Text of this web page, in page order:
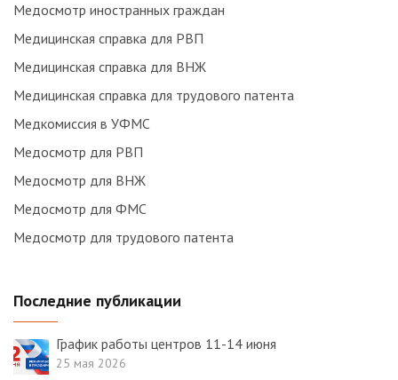
Медосмотр иностранных граждан
Медицинская справка для РВП
Медицинская справка для ВНЖ
Медицинская справка для трудового патента
Медкомиссия в УФМС
Медосмотр для РВП
Медосмотр для ВНЖ
Медосмотр для ФМС
Медосмотр для трудового патента
Последние публикации
График работы центров 11-14 июня
25 мая 2026